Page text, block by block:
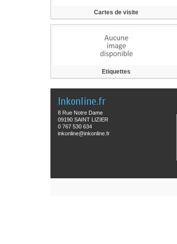
Cartes de visite
Etiquettes
Inkonline.fr
8 Rue Notre Dame
09190 SAINT LIZIER
0 767 530 634
inkonline@inkonline.fr